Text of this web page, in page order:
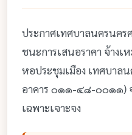
ประกาศเทศบาลนครนคร
ชนะการเสนอราคา จ้างเ
หอประชุมเมือง เทศบาล
อาคาร ๐๑๑-๔๘-๐๐๑๑)
เฉพาะเจาะจง